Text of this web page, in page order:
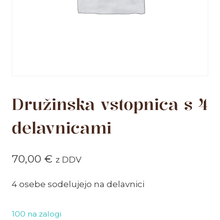
Družinska vstopnica s 4
delavnicami
70,00 € z DDV
4 osebe sodelujejo na delavnici
100 na zalogi